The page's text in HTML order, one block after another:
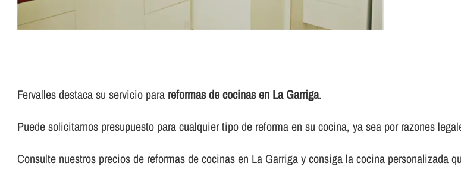
Fervalles destaca su servicio para reformas de cocinas en La Garriga.
Puede solicitarnos presupuesto para cualquier tipo de reforma en su cocina, ya sea por razones
Consulte nuestros precios de reformas de cocinas en La Garriga y consiga la cocina personalizada